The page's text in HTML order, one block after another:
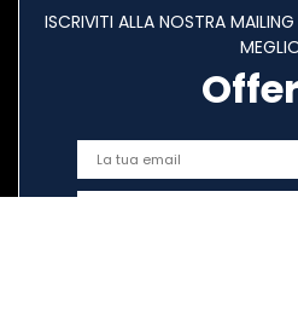
ISCRIVITI ALLA NOSTRA MAILING